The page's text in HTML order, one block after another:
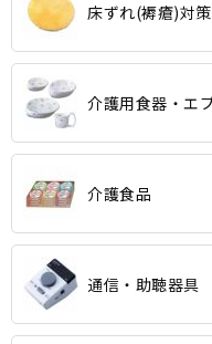
床ずれ(褥瘡)対策
介護用食器・エ
介護食品
通信・助聴器具